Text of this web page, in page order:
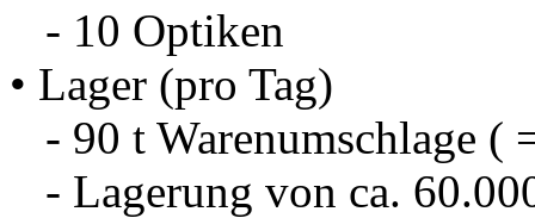
- 10 Optiken
• Lager (pro Tag)
- 90 t Warenumschlage (
- Lagerung von ca.